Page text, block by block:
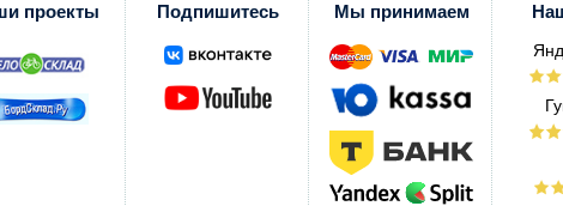
проекты Подпишитесь Мы принимаем